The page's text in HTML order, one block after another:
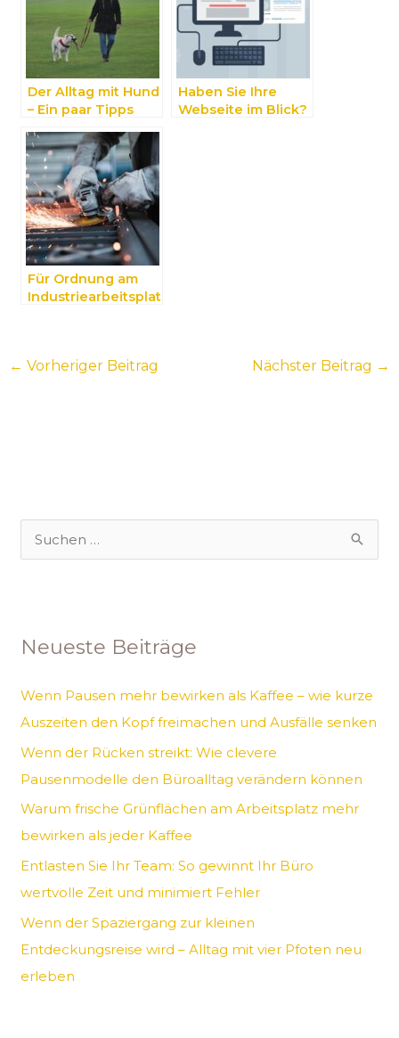
Der Alltag mit Hund
– Ein paar Tipps
Haben Sie Ihre
Webseite im Blick?
Für Ordnung am
Industriearbeitsplat
← Vorheriger Beitrag Nächster Beitrag →
e
n
a
c
h
:
Neueste Beiträge
Wenn Pausen mehr bewirken als Kaffee – wie kurze
Auszeiten den Kopf freimachen und Ausfälle senken
Wenn der Rücken streikt: Wie clevere
Pausenmodelle den Büroalltag verändern können
Warum frische Grünflächen am Arbeitsplatz mehr
bewirken als jeder Kaffee
Entlasten Sie Ihr Team: So gewinnt Ihr Büro
wertvolle Zeit und minimiert Fehler
Wenn der Spaziergang zur kleinen
Entdeckungsreise wird – Alltag mit vier Pfoten neu
erleben